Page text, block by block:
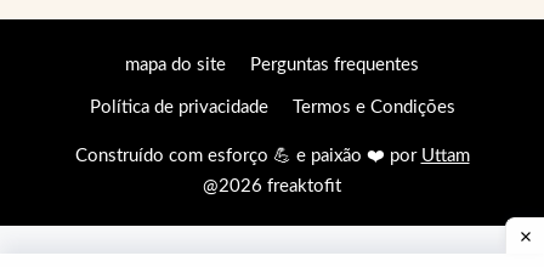
mapa do site Perguntas frequentes
Política de privacidade Termos e Condições
Construído com esforço 💪 e paixão ❤️ por Uttam
@2026 freaktofit